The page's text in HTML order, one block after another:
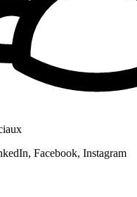
Facebook, Instagram